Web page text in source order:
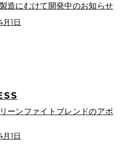
造にむけて開発中のお知らせ
1日
ーンファイトブレンドのアボ
1日